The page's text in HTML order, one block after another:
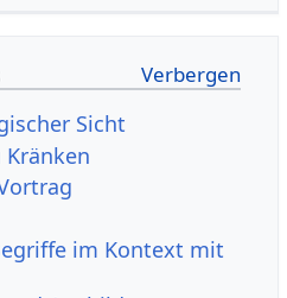
Sicht
Vortrag
im Kontext mit